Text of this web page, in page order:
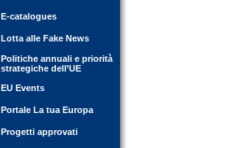
E-catalogues
Lotta alle Fake News
Politiche annuali e priorità
strategiche dell’UE
EU Events
Portale La tua Europa
Progetti approvati